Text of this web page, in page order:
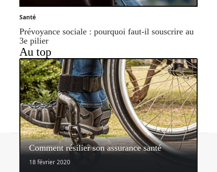
Santé
Prévoyance sociale : pourquoi faut-il souscrire au
3e pilier
Au top
Comment résilier son assurance santé
18 février 2020© 2026 | assurancerapide.fr
Contact Mentions légales Sitemap